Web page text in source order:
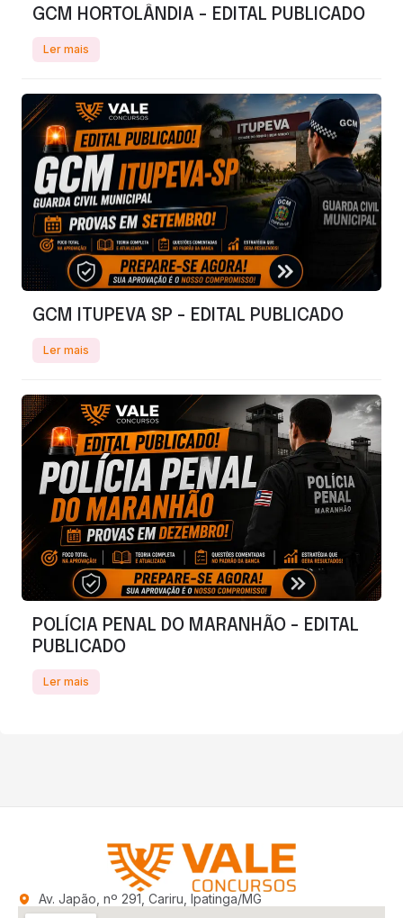
GCM HORTOLÂNDIA - EDITAL PUBLICADO
Ler mais
GCM ITUPEVA SP - EDITAL PUBLICADO
Ler mais
POLÍCIA PENAL DO MARANHÃO - EDITAL
PUBLICADO
Ler mais
Av. Japão, nº 291, Cariru, Ipatinga/MG